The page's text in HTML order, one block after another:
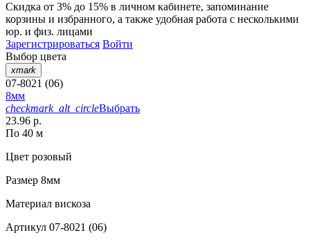
Скидка от 3% до 15% в личном кабинете, запоминание
корзины и избранного, а также удобная работа с несколькими
юр. и физ. лицами
Зарегистрироваться Войти
Выбор цвета
xmark
07-8021 (06)
8мм
checkmark_alt_circleВыбрать
23.96 р.
По 40 м
Цвет розовый
Размер 8мм
Материал вискоза
Артикул 07-8021 (06)